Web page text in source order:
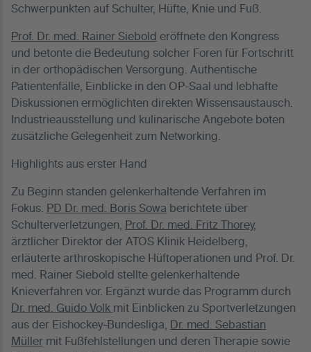
Schwerpunkten auf Schulter, Hüfte, Knie und Fuß.
Prof. Dr. med. Rainer Siebold eröffnete den Kongress
und betonte die Bedeutung solcher Foren für Fortschritt
in der orthopädischen Versorgung. Authentische
Patientenfälle, Einblicke in den OP-Saal und lebhafte
Diskussionen ermöglichten direkten Wissensaustausch.
Industrieausstellung und kulinarische Angebote boten
zusätzliche Gelegenheit zum Networking.
Highlights aus erster Hand
Zu Beginn standen gelenkerhaltende Verfahren im
Fokus. PD Dr. med. Boris Sowa berichtete über
Schulterverletzungen, Prof. Dr. med. Fritz Thorey,
ärztlicher Direktor der ATOS Klinik Heidelberg,
erläuterte arthroskopische Hüftoperationen und Prof. Dr.
med. Rainer Siebold stellte gelenkerhaltende
Knieverfahren vor. Ergänzt wurde das Programm durch
Dr. med. Guido Volk mit Einblicken zu Sportverletzungen
aus der Eishockey-Bundesliga, Dr. med. Sebastian
Müller mit Fußfehlstellungen und deren Therapie sowie